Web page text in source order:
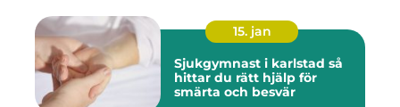
15. jan
Sjukgymnast i karlstad så
hittar du rätt hjälp för
smärta och besvär